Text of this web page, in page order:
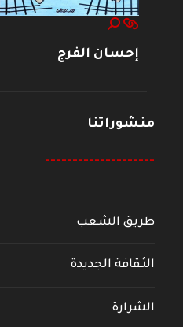
إحسان الفرج
منشوراتنا
--------------------
طريق الشعب
الثقافة الجديدة
الشرارة